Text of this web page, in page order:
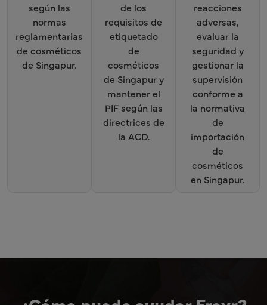
según las
normas
reglamentarias
de cosméticos
de Singapur.
de los
requisitos de
etiquetado
de
cosméticos
de Singapur y
mantener el
PIF según las
directrices de
la ACD.
reacciones
adversas,
evaluar la
seguridad y
gestionar la
supervisión
conforme a
la normativa
de
importación
de
cosméticos
en Singapur.